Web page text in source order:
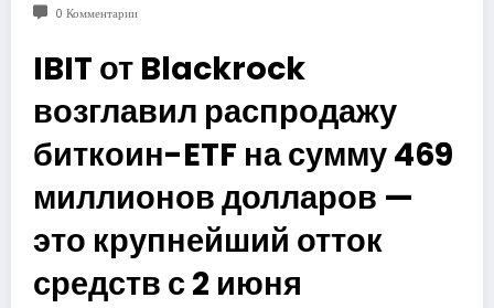
0 Комментарии
IBIT от Blackrock
возглавил распродажу
биткоин-ETF на сумму 469
миллионов долларов —
это крупнейший отток
средств с 2 июня